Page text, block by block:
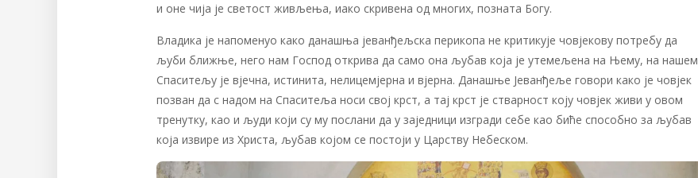
и оне чија је светост живљења, иако скривена од многих, позната Богу.
Владика је напоменуо како данашња јеванђељска перикопа не критикује човјекову потребу да
љуби ближње, него нам Господ открива да само она љубав која је утемељена на Њему, на нашем
Спаситељу је вјечна, истинита, нелицемјерна и вјерна. Данашње Јеванђеље говори како је човјек
позван да с надом на Спаситеља носи свој крст, а тај крст је стварност коју човјек живи у овом
тренутку, као и људи који су му послани да у заједници изгради себе као биће способно за љубав
која извире из Христа, љубав којом се постоји у Царству Небеском.